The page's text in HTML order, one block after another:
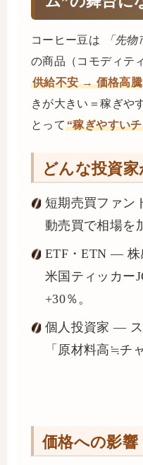
コーヒー豆は 「先物
の商品（コモディテ
供給不安 → 価格高騰
きが大きい＝稼ぎや
とって“稼ぎやすい
どんな投資家
短期売買ファン
動売買で相場を
ETF・ETN — 株
米国ティッカー
+30％。
個人投資家 —
「原材料高≒チ
価格への影響